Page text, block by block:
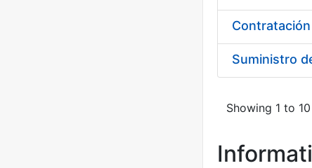
Suministro
Showing 1 to